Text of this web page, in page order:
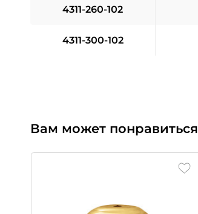
4311-260-102
4311-300-102
Вам может понравиться